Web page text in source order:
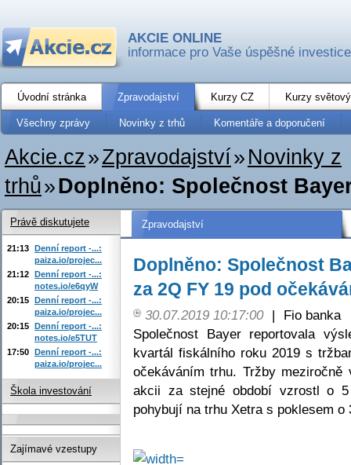
AKCIE ONLINE
informace pro Vaše úspěšné investice
Úvodní stránka Zpravodajství Kurzy CZ Kurzy
Všechny zprávy Novinky z trhů Komentáře a doporučení
Akcie.cz»Zpravodajství» Novinky z
trhů»Doplněno: Společnost
Zpravodajství
Doplněno: Společnost
za 2Q FY 19 pod
30.07.2019 10:17:00 |
Fio banka
Společnost Bayer reportovala
kvartál fiskálního roku 2019 s
očekáváním trhu. Tržby
akcii za stejné období vzrostl o
pohybují na trhu Xetra s poklesem o
Právě diskutujete
21:13 Denní report -...:
paiza.io/projec...
21:12 Denní report -...:
notes.io/e6qyW
20:15 Denní report -...:
paiza.io/projec...
20:15 Denní report -...:
notes.io/e5TUT
17:50 Denní report -...:
paiza.io/projec...
Škola investování
Zajímavé vzestupy